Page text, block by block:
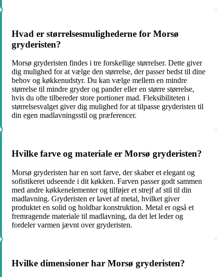
Hvad er størrelsesmulighederne for Morsø
gryderisten?
Morsø gryderisten findes i tre forskellige størrelser. Dette giver
dig mulighed for at vælge den størrelse, der passer bedst til dine
behov og køkkenudstyr. Du kan vælge mellem en mindre
størrelse til mindre gryder og pander eller en større størrelse,
hvis du ofte tilbereder store portioner mad. Fleksibiliteten i
størrelsesvalget giver dig mulighed for at tilpasse gryderisten til
din egen madlavningsstil og præferencer.
Hvilke farve og materiale er Morsø gryderisten?
Morsø gryderisten har en sort farve, der skaber et elegant og
sofistikeret udseende i dit køkken. Farven passer godt sammen
med andre køkkenelementer og tilføjer et strejf af stil til din
madlavning. Gryderisten er lavet af metal, hvilket giver
produktet en solid og holdbar konstruktion. Metal er også et
fremragende materiale til madlavning, da det let leder og
fordeler varmen jævnt over gryderisten.
Hvilke dimensioner har Morsø gryderisten?